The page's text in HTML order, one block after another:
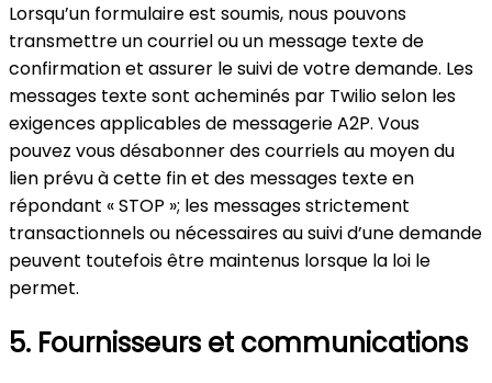
Lorsqu’un formulaire est soumis, nous pouvons
transmettre un courriel ou un message texte de
confirmation et assurer le suivi de votre demande. Les
messages texte sont acheminés par Twilio selon les
exigences applicables de messagerie A2P. Vous
pouvez vous désabonner des courriels au moyen du
lien prévu à cette fin et des messages texte en
répondant « STOP »; les messages strictement
transactionnels ou nécessaires au suivi d’une demande
peuvent toutefois être maintenus lorsque la loi le
permet.
5. Fournisseurs et communications